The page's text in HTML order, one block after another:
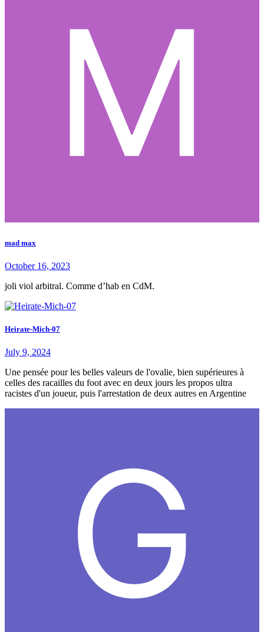
mad max
October 16, 2023
joli viol arbitral. Comme d’hab en CdM.
Heirate-Mich-07
July 9, 2024
Une pensée pour les belles valeurs de l'ovalie, bien supérieures à
celles des racailles du foot avec en deux jours les propos ultra
racistes d'un joueur, puis l'arrestation de deux autres en Argentine